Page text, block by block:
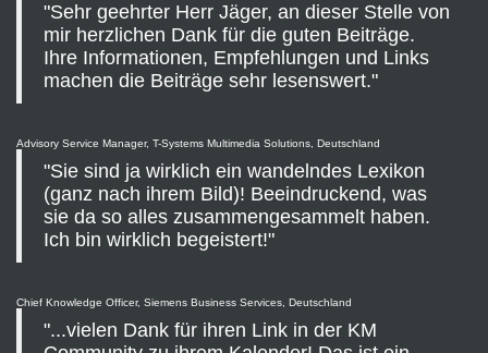
"Sehr geehrter Herr Jäger, an dieser Stelle von
mir herzlichen Dank für die guten Beiträge.
Ihre Informationen, Empfehlungen und Links
machen die Beiträge sehr lesenswert."
Advisory Service Manager, T-Systems Multimedia Solutions, Deutschland
"Sie sind ja wirklich ein wandelndes Lexikon
(ganz nach ihrem Bild)! Beeindruckend, was
sie da so alles zusammengesammelt haben.
Ich bin wirklich begeistert!"
Chief Knowledge Officer, Siemens Business Services, Deutschland
"...vielen Dank für ihren Link in der KM